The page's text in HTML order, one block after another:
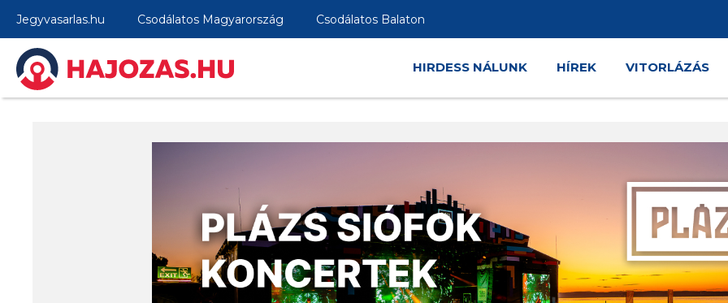
Jegyvasarlas.hu Csodálatos Magyarország Csodálatos Balaton
HIRDESS NÁLUNK HÍREK VITORLÁZÁS